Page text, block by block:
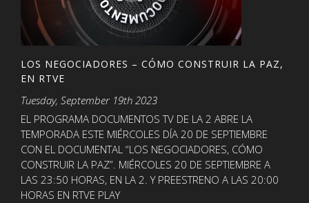
LOS NEGOCIADORES – CÓMO CONSTRUIR LA PAZ,
EN RTVE
Tuesday, September 19th 2023
EL PROGRAMA DOCUMENTOS TV DE LA 2 ABRE LA
TEMPORADA ESTE MIÉRCOLES DÍA 20 DE SEPTIEMBRE
CON EL DOCUMENTAL “LOS NEGOCIADORES, CÓMO
CONSTRUIR LA PAZ”. MIÉRCOLES 20 DE SEPTIEMBRE A
LAS 23:50 HORAS, EN LA 2. Y PREESTRENO A LAS 20:00
HORAS EN RTVE PLAY